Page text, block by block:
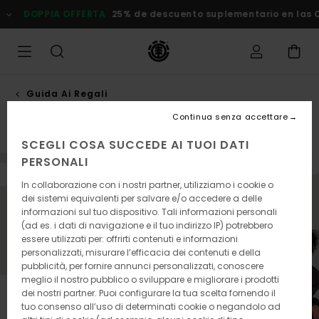
alla
selezione
griglie
DOPPIA OFFERTA 25% de descuento suplementario en las
Guida Ai Regali
l’atmosfera natalizia e trova i capi perfetti per il freddo
invernale per te e i tutti i tuoi cari.
SCEGLI COSA SUCCEDE AI TUOI DATI
PERSONALI
In collaborazione con i nostri partner, utilizziamo i cookie o
dei sistemi equivalenti per salvare e/o accedere a delle
informazioni sul tuo dispositivo. Tali informazioni personali
(ad es. i dati di navigazione e il tuo indirizzo IP) potrebbero
essere utilizzati per: offrirti contenuti e informazioni
personalizzati, misurare l’efficacia dei contenuti e della
pubblicità, per fornire annunci personalizzati, conoscere
meglio il nostro pubblico o sviluppare e migliorare i prodotti
dei nostri partner. Puoi configurare la tua scelta fornendo il
tuo consenso all’uso di determinati cookie o negandolo ad
Continua senza accettare